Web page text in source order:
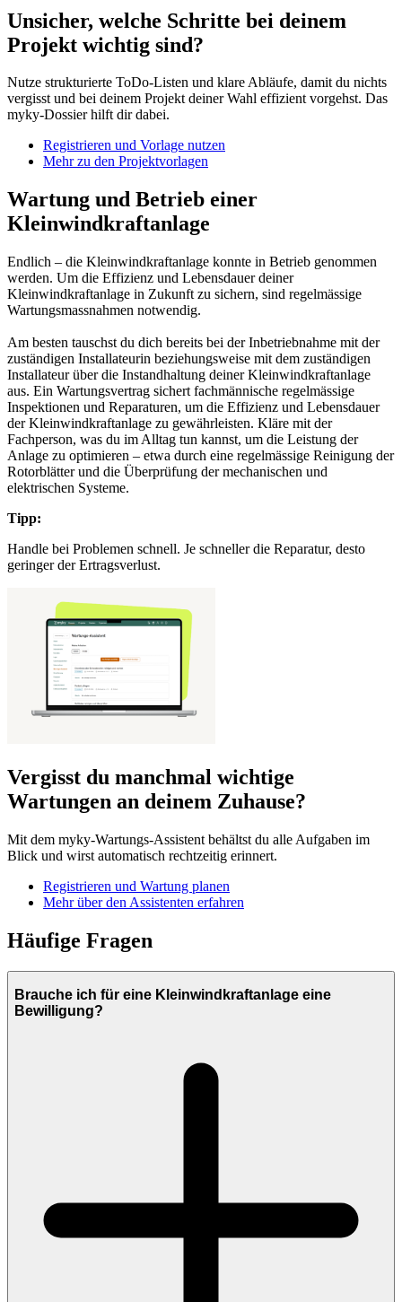
Unsicher, welche Schritte bei deinem
Projekt wichtig sind?
Nutze strukturierte ToDo-Listen und klare Abläufe, damit du nichts
vergisst und bei deinem Projekt deiner Wahl effizient vorgehst. Das
myky-Dossier hilft dir dabei.
Registrieren und Vorlage nutzen
Mehr zu den Projektvorlagen
Wartung und Betrieb einer
Kleinwindkraftanlage
Endlich – die Kleinwindkraftanlage konnte in Betrieb genommen
werden. Um die Effizienz und Lebensdauer deiner
Kleinwindkraftanlage in Zukunft zu sichern, sind regelmässige
Wartungsmassnahmen notwendig.
Am besten tauschst du dich bereits bei der Inbetriebnahme mit der
zuständigen Installateurin beziehungsweise mit dem zuständigen
Installateur über die Instandhaltung deiner Kleinwindkraftanlage
aus. Ein Wartungsvertrag sichert fachmännische regelmässige
Inspektionen und Reparaturen, um die Effizienz und Lebensdauer
der Kleinwindkraftanlage zu gewährleisten. Kläre mit der
Fachperson, was du im Alltag tun kannst, um die Leistung der
Anlage zu optimieren – etwa durch eine regelmässige Reinigung der
Rotorblätter und die Überprüfung der mechanischen und
elektrischen Systeme.
Tipp:
Handle bei Problemen schnell. Je schneller die Reparatur, desto
geringer der Ertragsverlust.
Vergisst du manchmal wichtige
Wartungen an deinem Zuhause?
Mit dem myky-Wartungs-Assistent behältst du alle Aufgaben im
Blick und wirst automatisch rechtzeitig erinnert.
Registrieren und Wartung planen
Mehr über den Assistenten erfahren
Häufige Fragen
Brauche ich für eine Kleinwindkraftanlage eine
Bewilligung?